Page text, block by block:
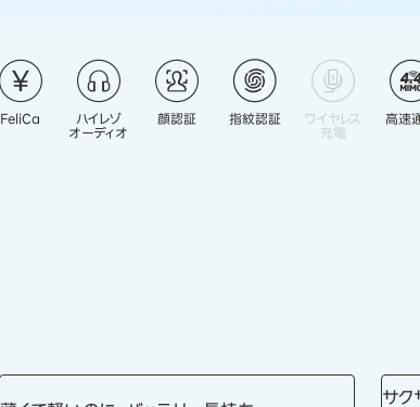
FeliCa
ハイレゾ
オーディオ
顔認証 指紋認証
ワイヤレス
充電
高速
サク